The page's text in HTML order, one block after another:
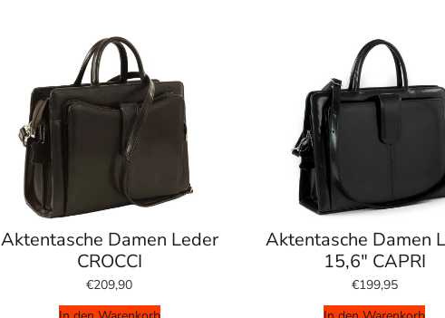
Aktentasche Damen Leder
CROCCI
€209,90
Aktentasche Damen
15,6" CAPRI
€199,95